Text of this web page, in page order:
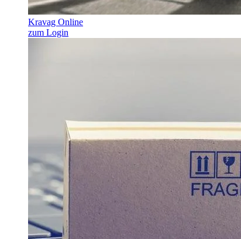
Kravag Online
zum Login